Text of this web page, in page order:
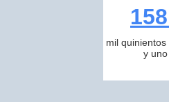
mil quinientos
y uno